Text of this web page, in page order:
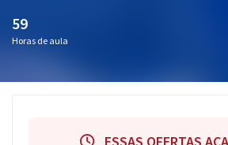
59
Horas de aula